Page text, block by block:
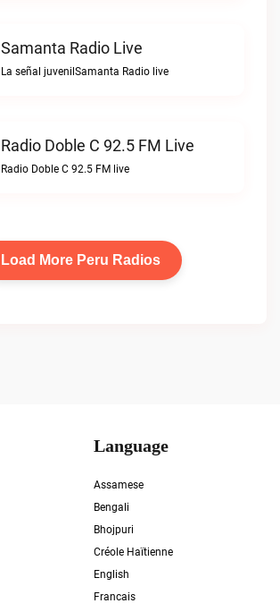
Samanta Radio Live
La señal juvenilSamanta Radio live
Radio Doble C 92.5 FM Live
Radio Doble C 92.5 FM live
Load More Peru Radios
Language
Assamese
Bengali
Bhojpuri
Créole Haïtienne
English
Francais